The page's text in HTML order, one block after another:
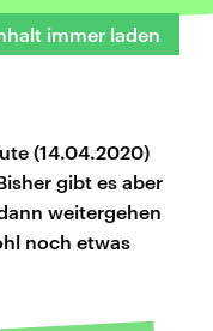
immer laden
(14.04.2020)
gibt es aber
weitergehen
noch etwas